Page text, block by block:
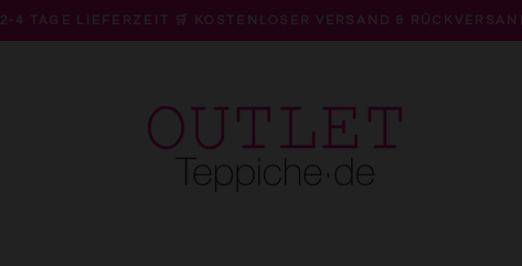
Pause
2-4 TAGE LIEFERZEIT 🛒 KOSTENLOSER VERSAND &